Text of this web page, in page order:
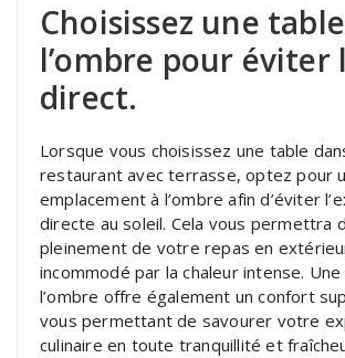
Choisissez une
l’ombre pour éviter
direct.
Lorsque vous choisissez une table
restaurant avec terrasse, optez pour
emplacement à l’ombre afin d’éviter
directe au soleil. Cela vous permettra
pleinement de votre repas en
incommodé par la chaleur intense.
l’ombre offre également un confort
vous permettant de savourer votre
culinaire en toute tranquillité et